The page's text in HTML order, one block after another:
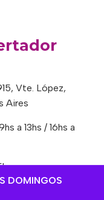
DOMINGOS
Vte. López,
Aires
a 13hs / 16hs a